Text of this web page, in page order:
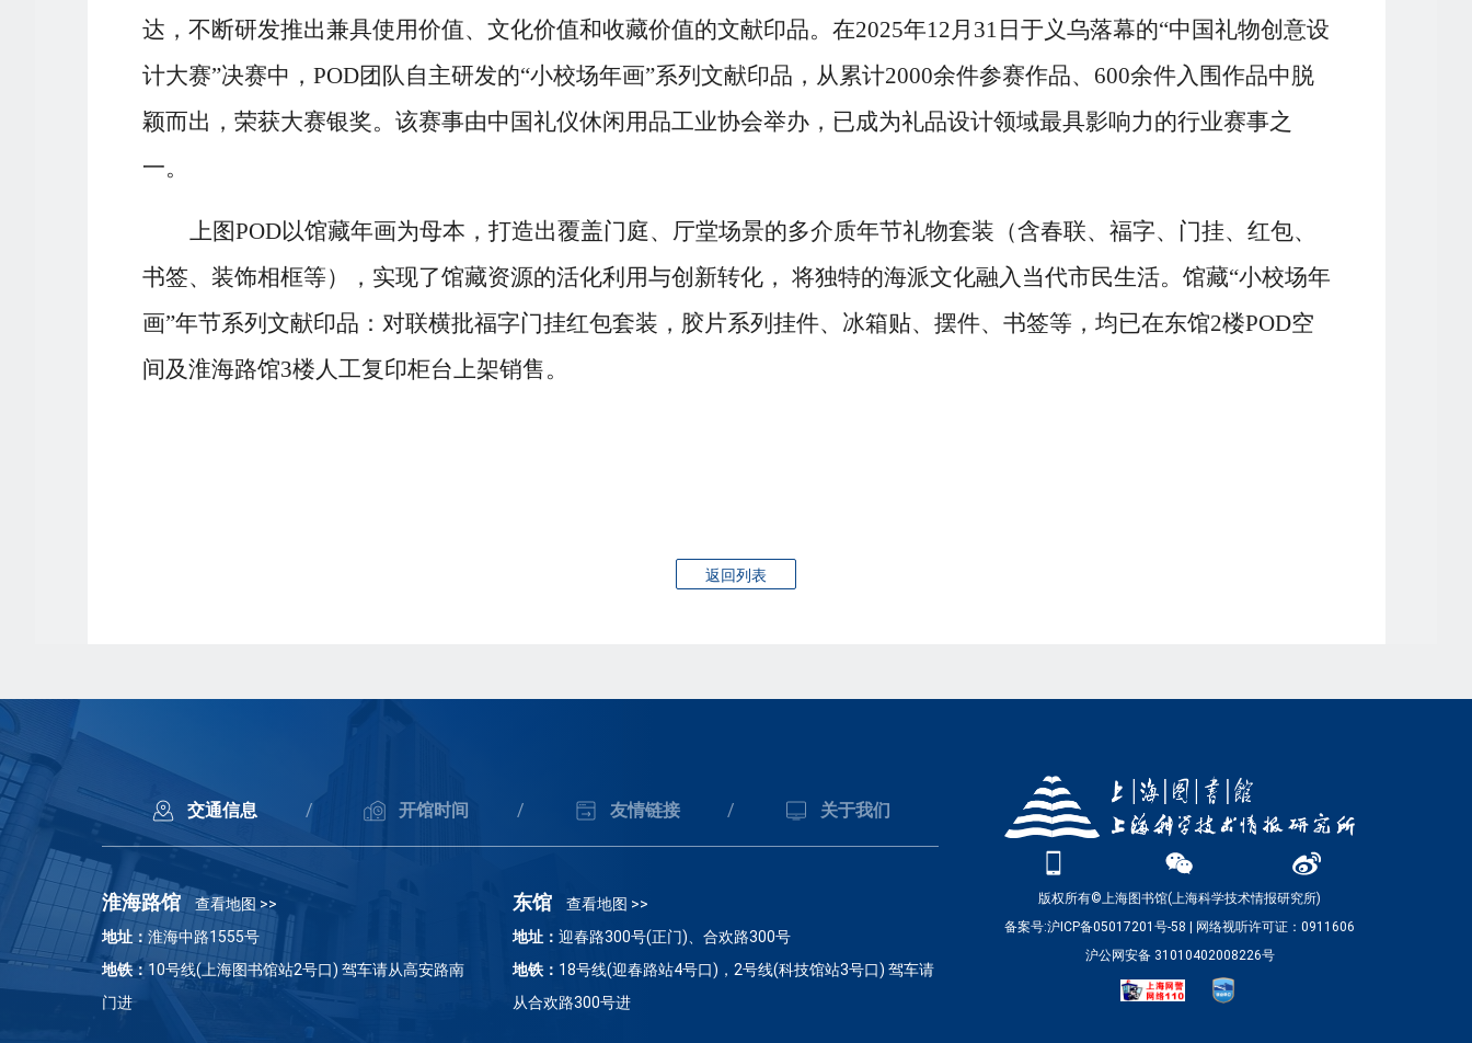
达，不断研发推出兼具使用价值、文化价值和收藏价值的文献印品。在2025年12月31日于义乌落幕的“中国礼物创意设
计大赛”决赛中，POD团队自主研发的“小校场年画”系列文献印品，从累计2000余件参赛作品、600余件入围作品中脱
颖而出，荣获大赛银奖。该赛事由中国礼仪休闲用品工业协会举办，已成为礼品设计领域最具影响力的行业赛事之
一。
上图POD以馆藏年画为母本，打造出覆盖门庭、厅堂场景的多介质年节礼物套装（含春联、福字、门挂、红包、
书签、装饰相框等），实现了馆藏资源的活化利用与创新转化， 将独特的海派文化融入当代市民生活。馆藏“小校场年
画”年节系列文献印品：对联横批福字门挂红包套装，胶片系列挂件、冰箱贴、摆件、书签等，均已在东馆2楼POD空
间及淮海路馆3楼人工复印柜台上架销售。
返回列表
交通信息 / 开馆时间 / 友情链接 / 关于我们
淮海路馆
查看地图 >>
地址： 淮海中路1555号
地铁： 10号线(上海图书馆站2号口) 驾车请从高安路南
门进
东馆
查看地图 >>
地址： 迎春路300号(正门)、合欢路300号
地铁： 18号线(迎春路站4号口)，2号线(科技馆站3号口) 驾车请
从合欢路300号进
版权所有©上海图书馆(上海科学技术情报研究所)
备案号:沪ICP备05017201号-58
网络视听许可证：0911606
沪公网安备 31010402008226号